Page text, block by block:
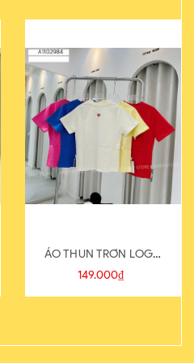
ÁO THUN TRƠN LOGO
SAU
149.000₫